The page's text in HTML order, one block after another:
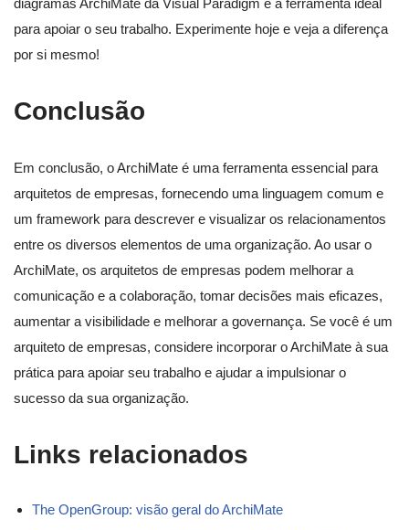
para apoiar o seu trabalho. Experimente hoje e veja a diferença
por si mesmo!
Conclusão
Em conclusão, o ArchiMate é uma ferramenta essencial para
arquitetos de empresas, fornecendo uma linguagem comum e
um framework para descrever e visualizar os relacionamentos
entre os diversos elementos de uma organização. Ao usar o
ArchiMate, os arquitetos de empresas podem melhorar a
comunicação e a colaboração, tomar decisões mais eficazes,
aumentar a visibilidade e melhorar a governança. Se você é um
arquiteto de empresas, considere incorporar o ArchiMate à sua
prática para apoiar seu trabalho e ajudar a impulsionar o
sucesso da sua organização.
Links relacionados
The OpenGroup: visão geral do ArchiMate